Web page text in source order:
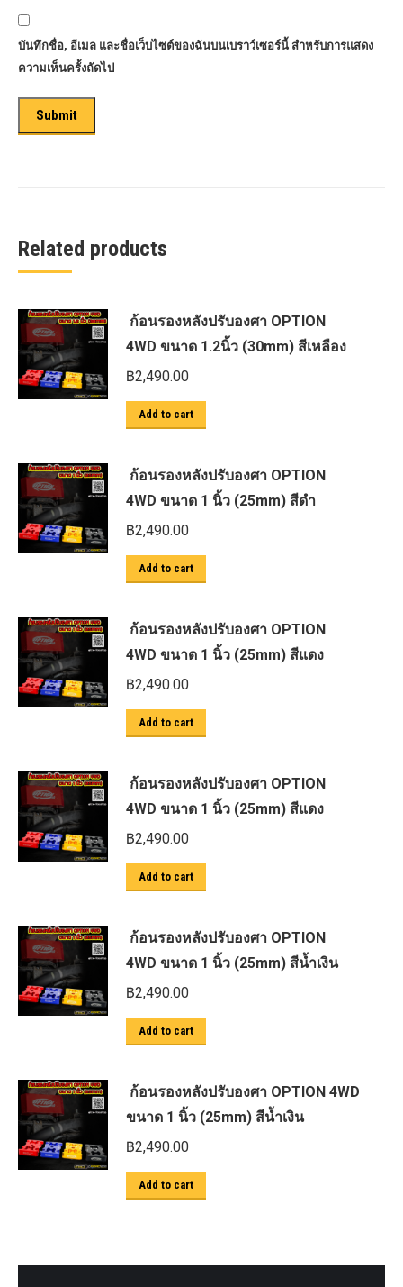
บันทึกชื่อ, อีเมล และชื่อเว็บไซต์ของฉันบนเบราว์เซอร์นี้ สำหรับการแสดง
ความเห็นครั้งถัดไป
Related products
ก้อนรองหลังปรับองศา OPTION
4WD ขนาด 1.2นิ้ว (30mm) สีเหลือง
฿2,490.00
Add to cart
ก้อนรองหลังปรับองศา OPTION
4WD ขนาด 1 นิ้ว (25mm) สีดำ
฿2,490.00
Add to cart
ก้อนรองหลังปรับองศา OPTION
4WD ขนาด 1 นิ้ว (25mm) สีแดง
฿2,490.00
Add to cart
ก้อนรองหลังปรับองศา OPTION
4WD ขนาด 1 นิ้ว (25mm) สีแดง
฿2,490.00
Add to cart
ก้อนรองหลังปรับองศา OPTION
4WD ขนาด 1 นิ้ว (25mm) สีน้ำเงิน
฿2,490.00
Add to cart
ก้อนรองหลังปรับองศา OPTION 4WD
ขนาด 1 นิ้ว (25mm) สีน้ำเงิน
฿2,490.00
Add to cart